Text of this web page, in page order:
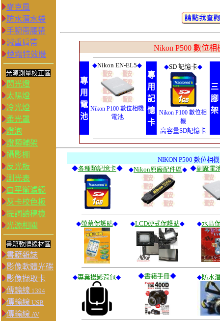
麥克風
防水潛水袋
手腕帶腰帶
減重肩帶
煙霧特效機
光源測量校正區
閃光燈
太陽燈
冷光燈
柔光罩
燈泡
燈類輔架
攝影棚
反光板
測光表
白平衡濾鏡
灰卡校色板
提詞讀稿機
光源相關
書籍軟體線材區
書籍雜誌
影像軟體光碟
影像擷取卡
傳輸線 1394
傳輸線 USB
傳輸線 AV
Nikon P500 數位
專
用
電
池
◆Nikon EN-EL5◆
Nikon P100 數位相機
電池
專
用
記
憶
卡
◆SD 記憶卡◆
Nikon P100 數位相
機
高容量SD記憶卡
三
腳
架
NIKONP500 數位相機
◆各種類記憶卡◆ ◆Nikon原廠配件區◆ ◆副廠電
◆螢幕保護貼◆ ◆LCD硬式保護貼◆ ◆水晶
◆專業攝影背包◆ ◆書籍手冊◆ ◆防水